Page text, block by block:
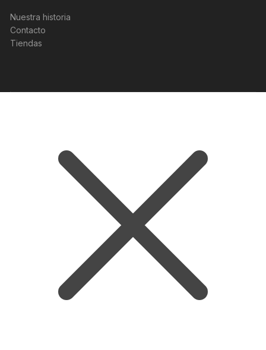
Nuestra historia
Contacto
Tiendas